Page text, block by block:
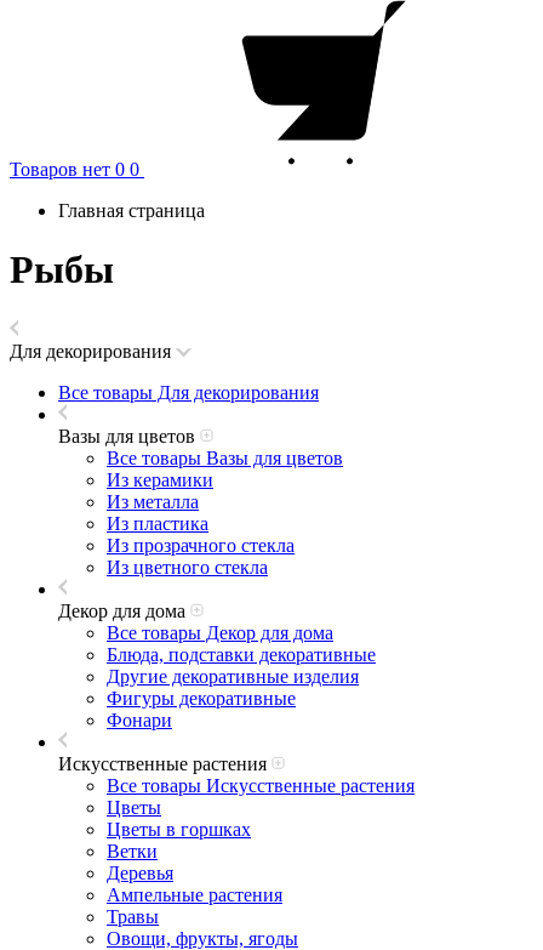
Товаров нет 0 0
Главная страница
Рыбы
Для декорирования
Все товары Для декорирования
Вазы для цветов
Все товары Вазы для цветов
Из керамики
Из металла
Из пластика
Из прозрачного стекла
Из цветного стекла
Декор для дома
Все товары Декор для дома
Блюда, подставки декоративные
Другие декоративные изделия
Фигуры декоративные
Фонари
Искусственные растения
Все товары Искусственные растения
Цветы
Цветы в горшках
Ветки
Деревья
Ампельные растения
Травы
Овощи, фрукты, ягоды